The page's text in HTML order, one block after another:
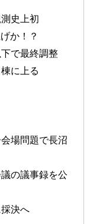
史上初
か！？
で最終調整
に上る
場問題で長沼
の議事録を公
決へ